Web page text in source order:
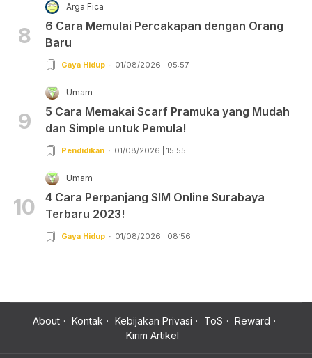
8
Arga Fica
6 Cara Memulai Percakapan dengan Orang
Baru
Gaya Hidup 01/08/2026 | 05:57
9
Umam
5 Cara Memakai Scarf Pramuka yang Mudah
dan Simple untuk Pemula!
Pendidikan 01/08/2026 | 15:55
10
Umam
4 Cara Perpanjang SIM Online Surabaya
Terbaru 2023!
Gaya Hidup 01/08/2026 | 08:56
About Kontak Kebijakan Privasi ToS
Reward
Kirim Artikel